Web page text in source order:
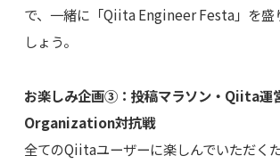
で、一緒に「Qiita Engineer Festa」を盛
しょう。
お楽しみ企画③：投稿マラソン・Qiita運
Organization対抗戦
全てのQiitaユーザーに楽しんでいただく